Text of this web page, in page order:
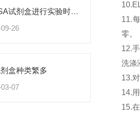
小鼠ELISA试剂盒进行实验时需要注意什么呢？
26
盒种类繁多
07
11.
零。
12.
洗涤
13.
14.
15.